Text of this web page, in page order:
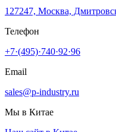
127247, Москва,
Телефон
+7·(495)·740·92·96
Email
sales@p-industry.ru
Мы в Китае